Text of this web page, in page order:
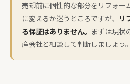
売却前に個性的な部分をリフォー
に変えるか迷うところですが、 リ
る保証はありません。 まずは現状
産会社と相談して判断しましょう。